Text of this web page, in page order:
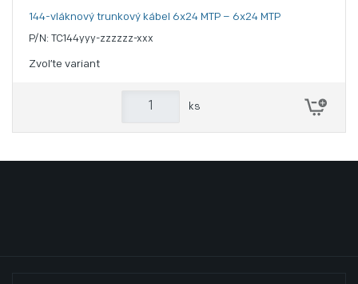
144-vláknový trunkový kábel 6x24 MTP – 6x24 MTP
P/N: TC144yyy-zzzzzz-xxx
Zvoľte variant
ks